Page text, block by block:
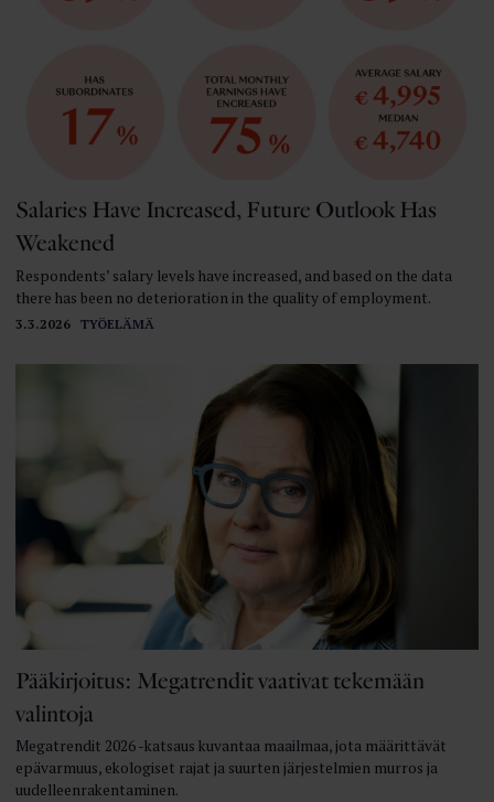
3.3.2026 TYÖELÄMÄ
Salaries Have Increased, Future Outlook Has
Weakened
Respondents’ salary levels have increased, and based on the data
there has been no deterioration in the quality of employment.
Pääkirjoitus: Megatrendit vaativat tekemään
valintoja
Megatrendit 2026 -katsaus kuvantaa maailmaa, jota määrittävät
epävarmuus, ekologiset rajat ja suurten järjestelmien murros ja
uudelleenrakentaminen.